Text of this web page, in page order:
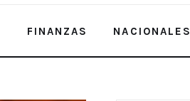
FINANZAS NACIONALES